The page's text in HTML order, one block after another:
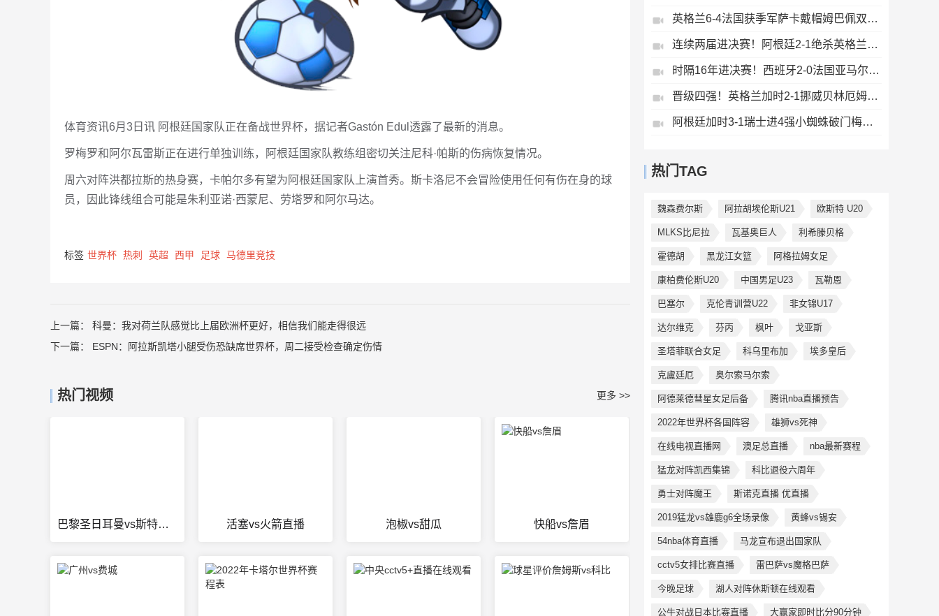
体育资讯6月3日讯 阿根廷国家队正在备战世界杯，据记者Gastón Edul透露了最新的消息。
罗梅罗和阿尔瓦雷斯正在进行单独训练，阿根廷国家队教练组密切关注尼科·帕斯的伤病恢复情况。
周六对阵洪都拉斯的热身赛，卡帕尔多有望为阿根廷国家队上演首秀。斯卡洛尼不会冒险使用任何有伤在身的球
员，因此锋线组合可能是朱利亚诺·西蒙尼、劳塔罗和阿尔马达。
标签 世界杯 热刺 英超 西甲 足球 马德里竞技
上一篇： 科曼：我对荷兰队感觉比上届欧洲杯更好，相信我们能走得很远
下一篇： ESPN：阿拉斯凯塔小腿受伤恐缺席世界杯，周二接受检查确定伤情
热门视频 更多 >>
巴黎圣日耳曼vs斯特拉斯堡 活塞vs火箭直播 泡椒vs甜瓜 快船vs詹眉
英格兰6-4法国获季军萨卡戴帽姆巴佩双响创纪录奥利塞2助+失良机
连续两届进决赛！阿根廷2-1绝杀英格兰劳塔罗恩佐破门梅西两助攻
时隔16年进决赛！西班牙2-0法国亚马尔造点奥亚萨瓦尔、波罗破门
晋级四强！英格兰加时2-1挪威贝林厄姆连场双响谢尔德鲁普破门
阿根廷加时3-1瑞士进4强小蜘蛛破门梅西助攻麦卡恩博洛假摔染红
热门TAG
魏森费尔斯 阿拉胡埃伦斯U21 欧斯特 U20
MLKS比尼拉 瓦基奥巨人 利希滕贝格
霍德胡 黑龙江女篮 阿格拉姆女足
康柏费伦斯U20 中国男足U23 瓦勒恩
巴塞尔 克伦青训营U22 非女锦U17
达尔维克 芬丙 枫叶 戈亚斯
圣塔菲联合女足 科乌里布加 埃多皇后
克盧廷厄 奥尔索马尔索
阿德莱德彗星女足后备 腾讯nba直播预告
2022年世界杯各国阵容 雄狮vs死神
在线电视直播网 澳足总直播 nba最新赛程
猛龙对阵凯西集锦 科比退役六周年
勇士对阵魔王 斯诺克直播 优直播
2019猛龙vs雄鹿g6全场录像 黄蜂vs锡安
54nba体育直播 马龙宣布退出国家队
cctv5女排比赛直播 雷巴萨vs魔格巴萨
今晚足球 湖人对阵休斯顿在线观看
公牛对战日本比赛直播 大赢家即时比分90分钟